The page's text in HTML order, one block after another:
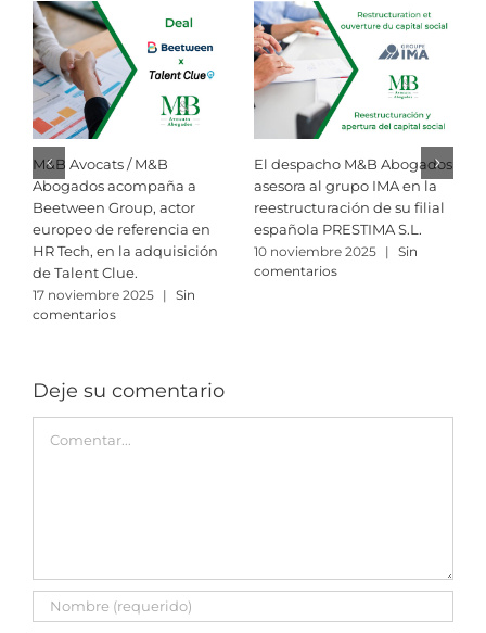
M&B Avocats / M&B
Abogados acompaña a
Beetween Group, actor
europeo de referencia en
HR Tech, en la adquisición
de Talent Clue.
17 noviembre 2025 | Sin
comentarios
El despacho M&B Abogados
asesora al grupo IMA en la
reestructuración de su filial
española PRESTIMA S.L.
10 noviembre 2025 | Sin
comentarios
Deje su comentario